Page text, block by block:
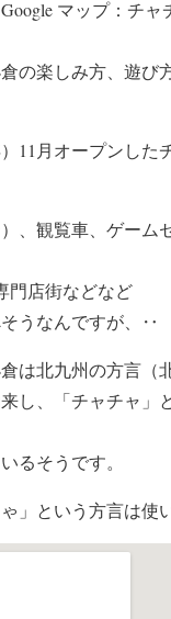
マップ：チ
の楽しみ方、遊び
11月オープンした
、観覧車、ゲーム
門店街などなど
うなんですが、‥
は北九州の方言（
し、「チャチャ」
るそうです。
」という方言は使